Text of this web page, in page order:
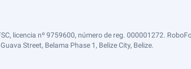
licencia nº 9759600, número de reg. 000001272.
Street, Belama Phase 1, Belize City, Belize.